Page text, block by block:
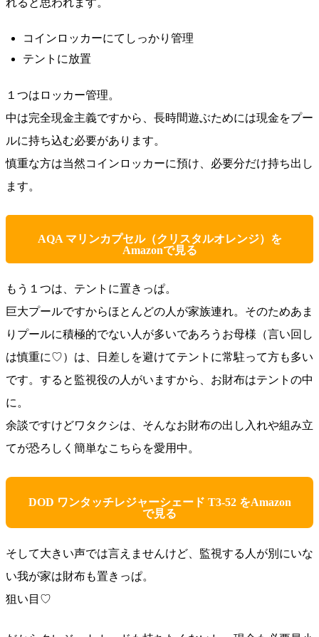
コインロッカーにてしっかり管理
テントに放置
１つはロッカー管理。
中は完全現金主義ですから、長時間遊ぶためには現金をプー
ルに持ち込む必要があります。
慎重な方は当然コインロッカーに預け、必要分だけ持ち出し
ます。
AQA マリンカプセル（クリスタルオレンジ）を
Amazonで見る
もう１つは、テントに置きっぱ。
巨大プールですからほとんどの人が家族連れ。そのためあま
りプールに積極的でない人が多いであろうお母様（言い回し
は慎重に♡）は、日差しを避けてテントに常駐って方も多い
です。すると監視役の人がいますから、お財布はテントの中
に。
余談ですけどワタクシは、そんなお財布の出し入れや組み立
てが恐ろしく簡単なこちらを愛用中。
DOD ワンタッチレジャーシェード T3‑52 をAmazon
で見る
そして大きい声では言えませんけど、監視する人が別にいな
い我が家は財布も置きっぱ。
狙い目♡